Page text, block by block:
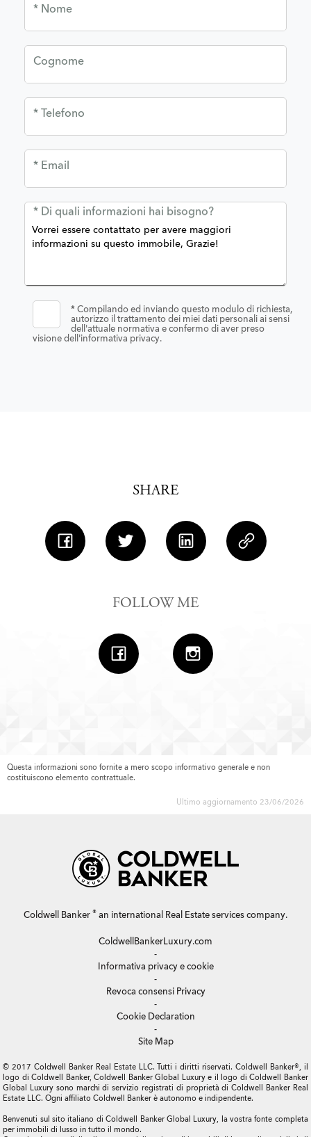
* Nome
Cognome
* Telefono
* Email
* Di quali informazioni hai bisogno?
*Compilando ed inviando questo modulo di richiesta,
autorizzo il trattamento dei miei dati personali ai sensi
dell'attuale normativa e confermo di aver preso
visione dell'informativa privacy.
SHARE
FOLLOW ME
Questa informazioni sono fornite a mero scopo informativo generale e non
costituiscono elemento contrattuale.
Ultimo aggiornamento 23/06/2026
Coldwell Banker ® an international Real Estate services company.
ColdwellBankerLuxury.com
-
Informativa privacy e cookie
-
Revoca consensi Privacy
-
Cookie Declaration
-
Site Map
© 2017 Coldwell Banker Real Estate LLC. Tutti i diritti riservati. Coldwell Banker®, il
logo di Coldwell Banker, Coldwell Banker Global Luxury e il logo di Coldwell Banker
Global Luxury sono marchi di servizio registrati di proprietà di Coldwell Banker Real
Estate LLC. Ogni affiliato Coldwell Banker è autonomo e indipendente.
Benvenuti sul sito italiano di Coldwell Banker Global Luxury, la vostra fonte completa
per immobili di lusso in tutto il mondo.